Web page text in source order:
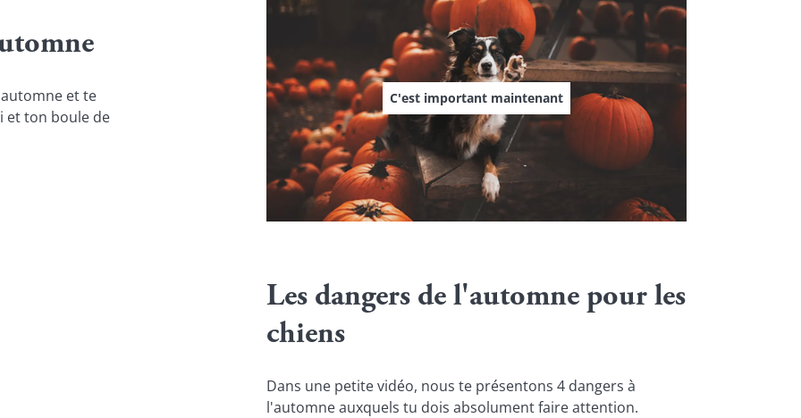
et te
et ton boule de
C'est important maintenant
Les dangers de l'automne pour les
chiens
Dans une petite vidéo, nous te présentons 4 dangers à
l'automne auxquels tu dois absolument faire attention.